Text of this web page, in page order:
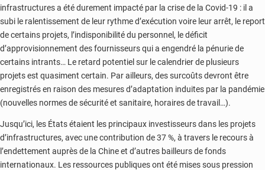
infrastructures a été durement impacté par la crise de la Covid-19 : il a
subi le ralentissement de leur rythme d’exécution voire leur arrêt, le report
de certains projets, l’indisponibilité du personnel, le déficit
d’approvisionnement des fournisseurs qui a engendré la pénurie de
certains intrants… Le retard potentiel sur le calendrier de plusieurs
projets est quasiment certain. Par ailleurs, des surcoûts devront être
enregistrés en raison des mesures d’adaptation induites par la pandémie
(nouvelles normes de sécurité et sanitaire, horaires de travail…).
Jusqu’ici, les États étaient les principaux investisseurs dans les projets
d’infrastructures, avec une contribution de 37 %, à travers le recours à
l’endettement auprès de la Chine et d’autres bailleurs de fonds
internationaux. Les ressources publiques ont été mises sous pression